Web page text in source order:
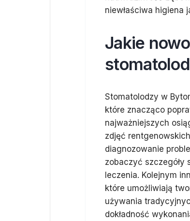
niewłaściwa higiena
Jakie
Stomatolodzy w
które znacząco
najważniejszych
zdjęć
diagnozowanie
zobaczyć szczegóły
leczenia. Kolejnym
które umożliwiają
używania
dokładność